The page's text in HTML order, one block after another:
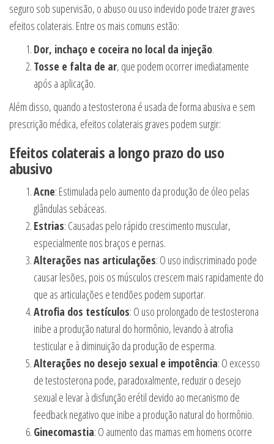
seguro sob supervisão, o abuso ou uso indevido pode trazer graves
efeitos colaterais. Entre os mais comuns estão:
Dor, inchaço e coceira no local da injeção.
Tosse e falta de ar, que podem ocorrer imediatamente
após a aplicação.
Além disso, quando a testosterona é usada de forma abusiva e sem
prescrição médica, efeitos colaterais graves podem surgir:
Efeitos colaterais a longo prazo do uso
abusivo
Acne: Estimulada pelo aumento da produção de óleo pelas
glândulas sebáceas.
Estrias: Causadas pelo rápido crescimento muscular,
especialmente nos braços e pernas.
Alterações nas articulações: O uso indiscriminado pode
causar lesões, pois os músculos crescem mais rapidamente do
que as articulações e tendões podem suportar.
Atrofia dos testículos: O uso prolongado de testosterona
inibe a produção natural do hormônio, levando à atrofia
testicular e à diminuição da produção de esperma.
Alterações no desejo sexual e impotência: O excesso
de testosterona pode, paradoxalmente, reduzir o desejo
sexual e levar à disfunção erétil devido ao mecanismo de
feedback negativo que inibe a produção natural do hormônio.
Ginecomastia: O aumento das mamas em homens ocorre